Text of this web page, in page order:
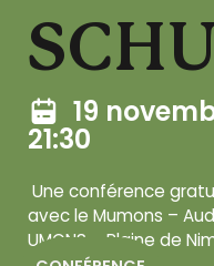
19
21:30
Une conférence
avec le Mumons –
UMONS – Plaine de